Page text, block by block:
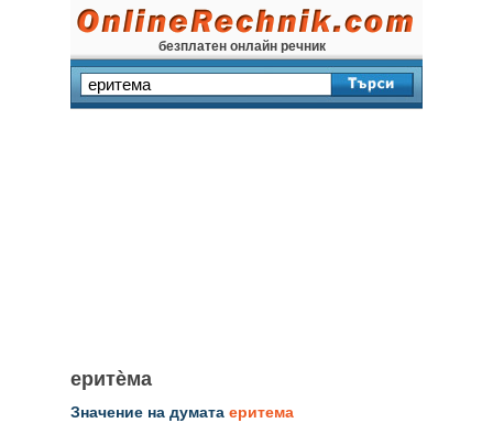
безплатен онлайн речник
еритѐма
Значение на думата еритема